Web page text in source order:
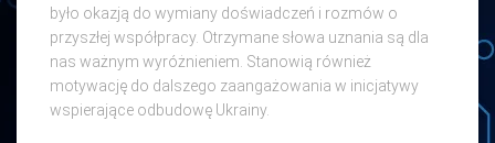
było okazją do wymiany doświadczeń i rozmów o
przyszłej współpracy. Otrzymane słowa uznania są dla
nas ważnym wyróżnieniem. Stanowią również
motywację do dalszego zaangażowania w inicjatywy
wspierające odbudowę Ukrainy.